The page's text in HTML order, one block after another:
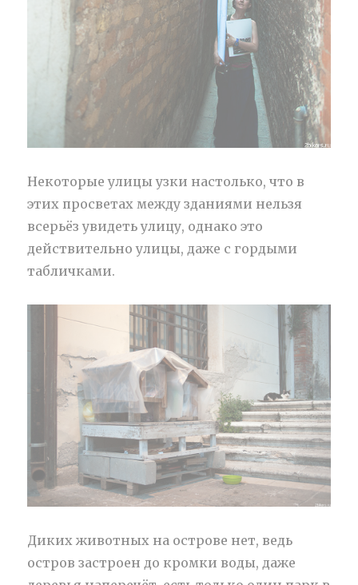
Некоторые улицы узки настолько, что в
этих просветах между зданиями нельзя
всерьёз увидеть улицу, однако это
действительно улицы, даже с гордыми
табличками.
Диких животных на острове нет, ведь
остров застроен до кромки воды, даже